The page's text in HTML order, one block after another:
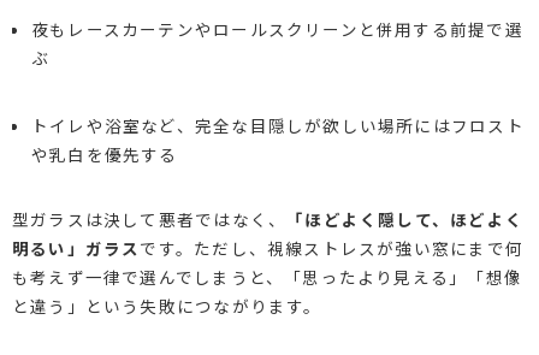
夜もレースカーテンやロールスクリーンと併用する前提で選
ぶ
トイレや浴室など、完全な目隠しが欲しい場所にはフロスト
や乳白を優先する
型ガラスは決して悪者ではなく、
「ほどよく隠して、ほどよく
明るい」ガラス です。ただし、視線ストレスが強い窓にまで何
も考えず一律で選んでしまうと、「思ったより見える」「想像
と違う」という失敗につながります。